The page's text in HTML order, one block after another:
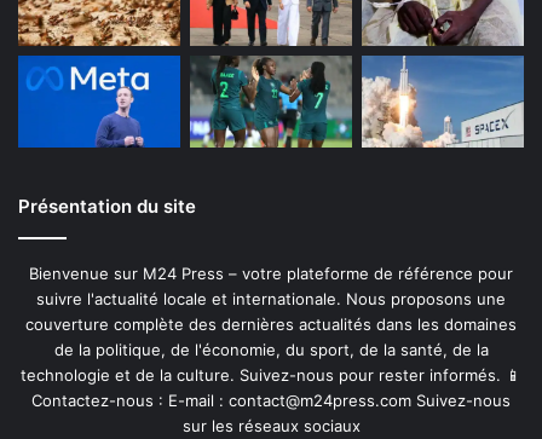
Présentation du site
Bienvenue sur M24 Press – votre plateforme de référence pour
suivre l'actualité locale et internationale. Nous proposons une
couverture complète des dernières actualités dans les domaines
de la politique, de l'économie, du sport, de la santé, de la
technologie et de la culture. Suivez-nous pour rester informés. 📱
Contactez-nous : E-mail : contact@m24press.com Suivez-nous
sur les réseaux sociaux